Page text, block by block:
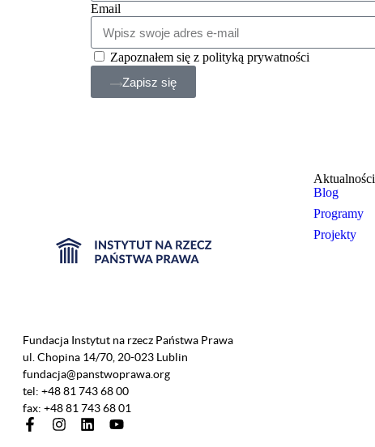
Email
Zapoznałem się z polityką prywatności
Zapisz się
Fundacja Instytut na rzecz Państwa Prawa
ul. Chopina 14/70, 20-023 Lublin
fundacja@panstwoprawa.org
tel: +48 81 743 68 00
fax: +48 81 743 68 01
Aktualności
Blog
Programy
Projekty